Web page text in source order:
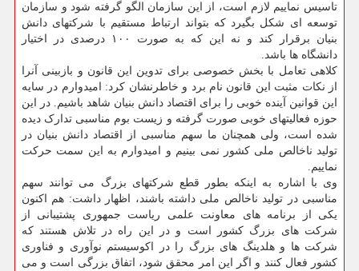
تاسیس نماییم لازم است، از این سازمان الگو گرفته شود و سازمان
توسعه ای شکل بگیرد که بتواند ارتباط مستقیم با شرکتهای دانش
بنیان برقرار کند و نه این که به صورت ۱۰۰ درصدی در اختیار
دانشگاه ها باشد.
کلاهی تعامل با بخش خصوصی برای تدوین این قانون و بازبینی آنرا
از نکات مثبت این قانون نام برد و خاطرنشان کرد: امیدوارم در سایه
این قوانین آینده خوبی را برای اقتصاد دانش بنیان شاهد باشیم. در این
حوزه فعالیتهای خوبی صورت گرفته و زیست بوم مناسبی تدارک دیده
شده است، ولی همچنان ما سهم مناسبی از اقتصاد دانش بنیان در
تولید ناخالص ملی کشور نمی بینیم و امیدوارم به این سمت حرکت
نماییم.
وی با اشاره به اینکه بطور قطع شرکتهای بزرگ می توانند سهم
مناسبی در تولید ناخالص ملی داشته باشند، اظهار داشت: هم اکنون
یکی از برنامه های معاونت علمی ریاست جمهوری پشتیبانی از
شرکت‎ های بزرگ کشور است و در این راه در تلاش هستند که
شرکت ها و هلدینگ ‎های بزرگ را در اکوسیستم نوآوری و فناوری
کشور فعال کنند و اگر این امر محقق شود، اتفاق بزرگی است و می